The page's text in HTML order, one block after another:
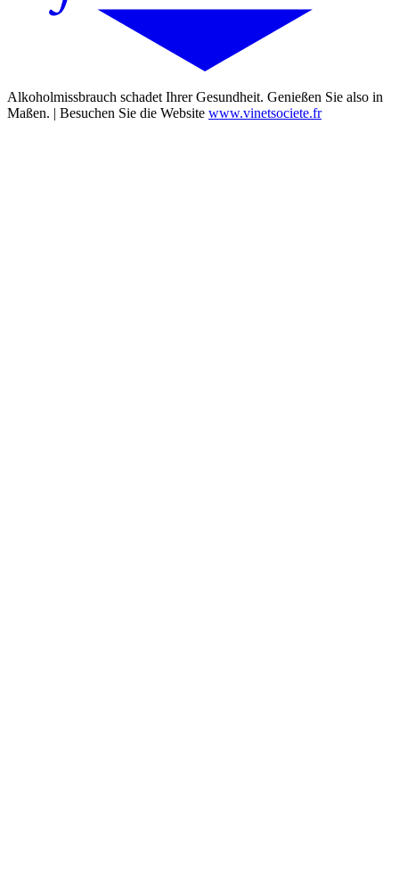
Alkoholmissbrauch schadet Ihrer Gesundheit. Genießen Sie also in
Maßen. | Besuchen Sie die Website www.vinetsociete.fr